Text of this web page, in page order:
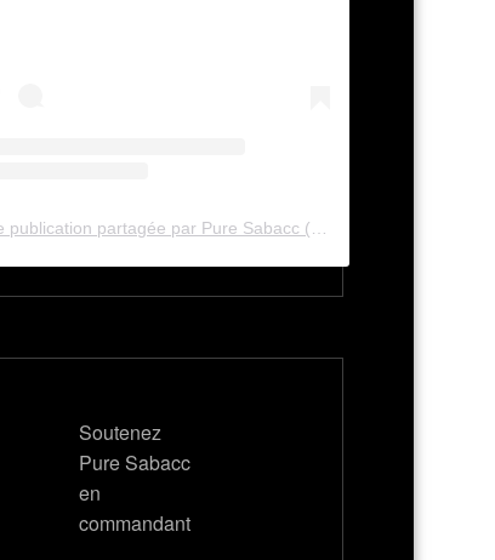
Soutenez
Pure Sabacc
en
commandant